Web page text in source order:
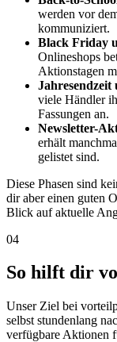
werden vor
kommuniziert.
Black Friday
Onlineshops
Aktionstagen
Jahresendzeit
viele Händler
Fassungen an.
Newsletter-
erhält
gelistet sind.
Diese Phasen sind
dir aber einen guten
Blick auf aktuelle
04
So hilft dir
Unser Ziel bei
selbst stundenlang
verfügbare Aktionen